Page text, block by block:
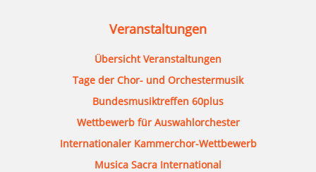
Veranstaltungen
Übersicht Veranstaltungen
Tage der Chor- und Orchestermusik
Bundesmusiktreffen 60plus
Wettbewerb für Auswahlorchester
Internationaler Kammerchor-Wettbewerb
Musica Sacra International